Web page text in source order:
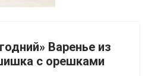
Варенье из
с орешками